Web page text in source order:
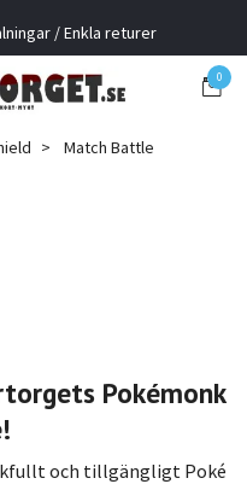
/ Enkla returer
0
Match Battle
Pokémonk
och tillgängligt Poké